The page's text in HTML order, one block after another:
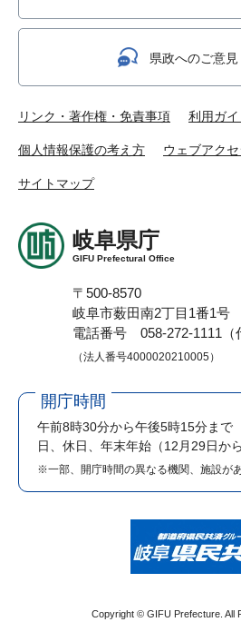
県政へのご意
リンク・著作権・免責事項 利用ガイ
個人情報保護の考え方 ウェブアク
サイトマップ
岐阜県庁
GIFU Prefectural Office
〒500-8570
岐阜市薮田南2丁目1番1号
電話番号 058-272-1111（
（法人番号4000020210005）
開庁時間
午前8時30分から午後5時15分まで
日、休日、年末年始（12月29日か
※一部、開庁時間の異なる機関、施設があ
Copyright © GIFU Prefecture. All